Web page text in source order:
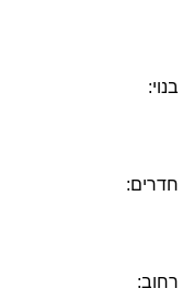
בנוי:
חדרים:
רחוב: